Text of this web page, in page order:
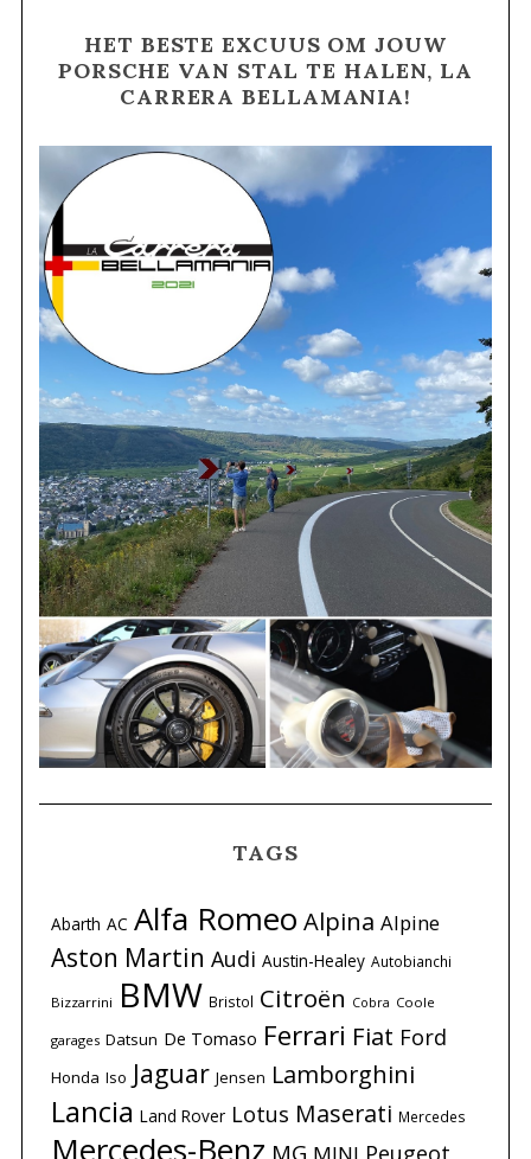
HET BESTE EXCUUS OM JOUW
PORSCHE VAN STAL TE HALEN, LA
CARRERA BELLAMANIA!
TAGS
Abarth AC Alfa Romeo Alpina Alpine
Aston Martin Audi Austin-Healey Autobianchi
Bizzarrini BMW Bristol Citroën Cobra Coole
garages Datsun De Tomaso Ferrari Fiat Ford
Honda Iso Jaguar Jensen Lamborghini
Lancia Land Rover Lotus Maserati Mercedes
Mercedes-Benz MG MINI Peugeot